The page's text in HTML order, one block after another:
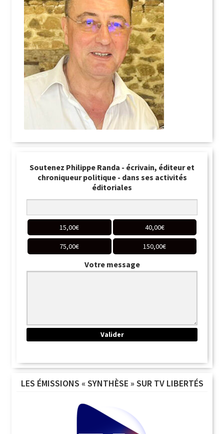
Soutenez Philippe Randa - écrivain, éditeur et
chroniqueur politique - dans ses activités
éditoriales
15,00€ 40,00€
75,00€ 150,00€
Votre message
LES ÉMISSIONS « SYNTHÈSE » SUR TV LIBERTÉS